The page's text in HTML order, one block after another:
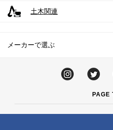
土木関連
メーカーで選ぶ
PAGE